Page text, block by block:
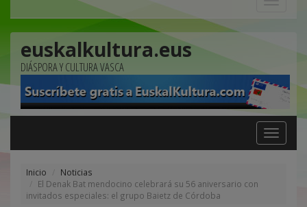
euskalkultura.eus
DIÁSPORA Y CULTURA VASCA
Toggle
navigation
Inicio
Noticias
El Denak Bat mendocino celebrará su 56 aniversario con
invitados especiales: el grupo Baietz de Córdoba